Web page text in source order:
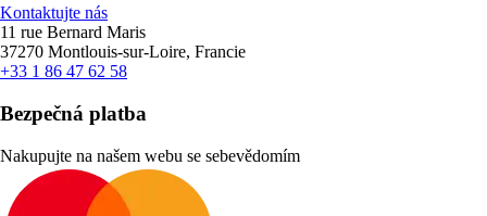
Kontaktujte nás
11 rue Bernard Maris
37270 Montlouis-sur-Loire, Francie
+33 1 86 47 62 58
Bezpečná platba
Nakupujte na našem webu se sebevědomím